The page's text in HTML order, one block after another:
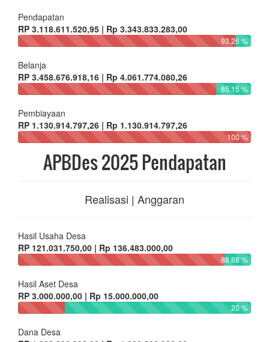
Pendapatan
RP 3.118.611.520,95 | Rp 3.343.833.283,00
93.26 %
Belanja
RP 3.458.676.918,16 | Rp 4.061.774.080,26
85.15 %
Pembiayaan
RP 1.130.914.797,26 | Rp 1.130.914.797,26
100 %
APBDes 2025 Pendapatan
Realisasi | Anggaran
Hasil Usaha Desa
RP 121.031.750,00 | Rp 136.483.000,00
88.68 %
Hasil Aset Desa
RP 3.000.000,00 | Rp 15.000.000,00
20 %
Dana Desa